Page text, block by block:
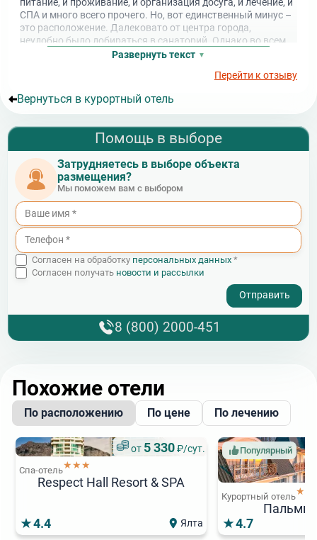
питание, и проживание, и организация досуга, и лечение, и
СПА и много всего прочего. Но, вот единственный минус –
это расположение. Далековато от центра города,
неудобно было добираться в санаторий. Однако во всем
остальном «Мрия» шикарная. Обязательно вернусь сюда
Развернуть текст
Перейти к отзыву
Вернуться в курортный отель
Помощь в выборе
Затрудняетесь в выборе объекта
размещения?
Мы поможем вам с выбором
Согласен на обработку персональных данных *
Согласен получать новости и рассылки
8 (800) 2000-451
Похожие отели
По расположению По цене По лечению
от 5 330₽/сут.
Спа-отель★★★
Respect Hall Resort & SPA
4.4 Ялта
Популярный
Курортный отель
4.7